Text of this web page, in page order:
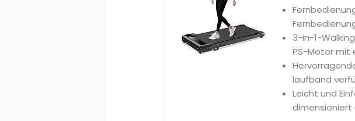
3-in-1-
PS-Motor mit
laufband
Leicht und
dimensioniert